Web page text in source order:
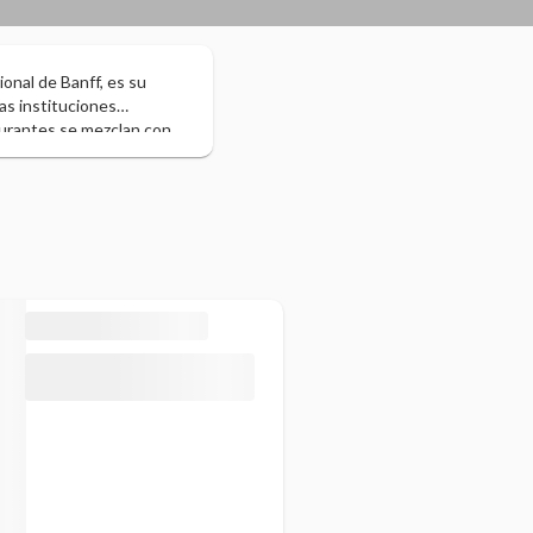
de Banff, es su
instituciones
se mezclan con
lo rodean albergan